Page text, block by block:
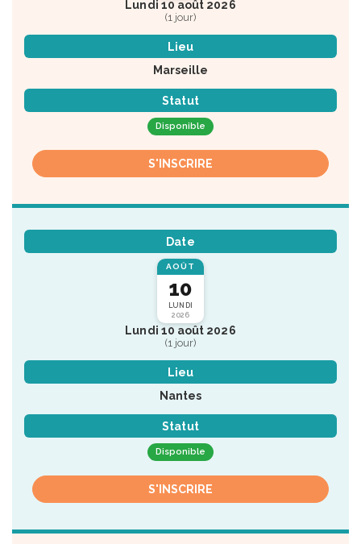
Lundi 10 août 2026
(1 jour)
Lieu
Marseille
Statut
Disponible
S'INSCRIRE
Date
AOÛT
10
LUNDI
2026
Lundi 10 août 2026
(1 jour)
Lieu
Nantes
Statut
Disponible
S'INSCRIRE